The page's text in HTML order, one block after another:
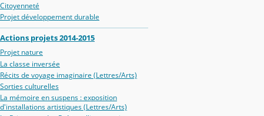
Citoyenneté
Projet développement durable
Actions projets 2014-2015
Projet nature
La classe inversée
Récits de voyage imaginaire (Lettres/Arts)
Sorties culturelles
La mémoire en suspens : exposition
d'installations artistiques (Lettres/Arts)